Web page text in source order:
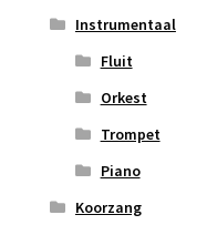
Instrumentaal
Fluit
Orkest
Trompet
Piano
Koorzang